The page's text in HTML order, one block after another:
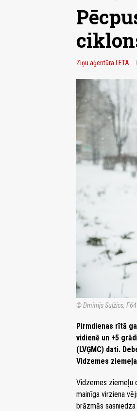
Ziņu aģentūra LETA
© Dmitrijs Suļžics,
Pirmdienas rītā
vidienē un +5
(LVĢMC) dati.
Vidzemes
Vidzemes ziemeļu
mainīga virziena
brāzmās